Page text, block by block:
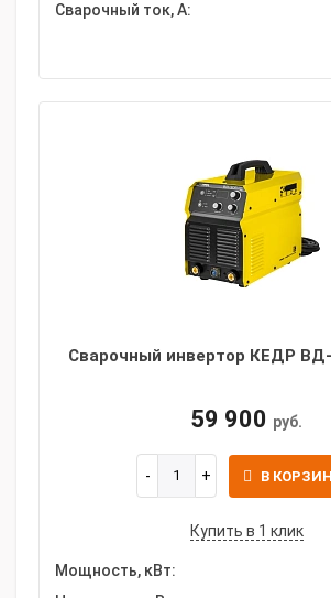
Сварочный ток, А:
Сварочный инвертор КЕДР ВД-
59 900 руб.
В
Купить в 1 клик
Мощность, кВт: